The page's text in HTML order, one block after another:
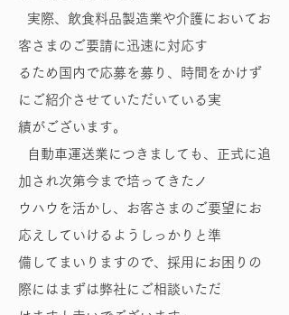
実際、飲食料品製造業や介護においてお
客さまのご要請に迅速に対応す
るため国内で応募を募り、時間をかけず
にご紹介させていただいている実
績がございます。
自動車運送業につきましても、正式に追
加され次第今まで培ってきたノ
ウハウを活かし、お客さまのご要望にお
応えしていけるようしっかりと準
備してまいりますので、採用にお困りの
際にはまずは弊社にご相談いただ